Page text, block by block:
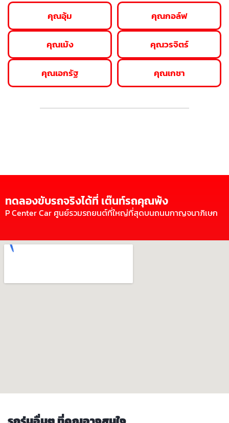
คุณอุ้ม
คุณเม้ง
คุณเอกรัฐ
คุณกอล์ฟ
คุณวรจิตร์
คุณเกชา
ทดลองขับรถจริงได้ที่ เต๊นท์รถคุณพ้ง
P Center Car ศูนย์รวมรถยนต์ที่ใหญ่ที่สุดบนถนนกาญจนาภิเษก